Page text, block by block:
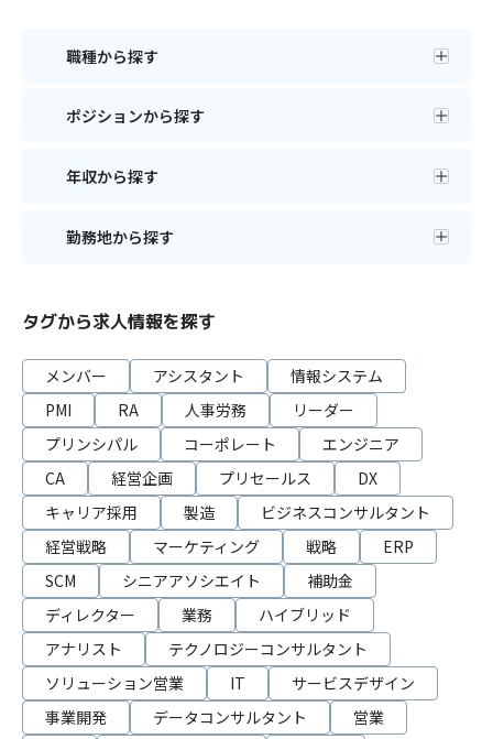
職種から探す
ポジションから探す
年収から探す
勤務地から探す
タグから求人情報を探す
メンバー アシスタント
情報システム
PMI
RA 人事労務
リーダー
プリンシパル
コーポレート
エンジニア
CA
経営企画 プリセールス
DX
キャリア採用
製造
ビジネスコンサルタント
経営戦略
マーケティング 戦略
ERP
SCM
シニアアソシエイト
補助金
ディレクター
業務
ハイブリッド
アナリスト
テクノロジーコンサルタント
ソリューション営業
IT
サービスデザイン
事業開発
データコンサルタント
営業